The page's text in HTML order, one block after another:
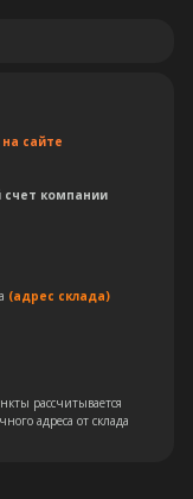
сайте
компании
(адрес склада)
рассчитывается
адреса от склада